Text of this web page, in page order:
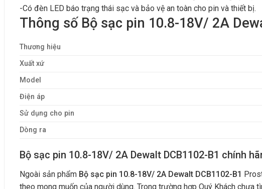
-Có đèn LED báo trạng thái sạc và bảo vệ an toàn cho pin và thiết bị.
Thông số Bộ sạc pin 10.8-18V/ 2A
Thương hiệu
Xuất xứ
Model
Điện áp
Sử dụng cho pin
Dòng ra
Bộ sạc pin 10.8-18V/ 2A Dewalt DCB1102-B1 chính
Ngoài sản phẩm Bộ sạc pin 10.8-18V/ 2A Dewalt DCB1102-B1
theo mong muốn của người dùng. Trong trường hợp Quý Khách